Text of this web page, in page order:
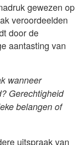
gewezen op
veroordeelden
door de
aantasting van
wanneer
Gerechtigheid
belangen of
uitspraak van